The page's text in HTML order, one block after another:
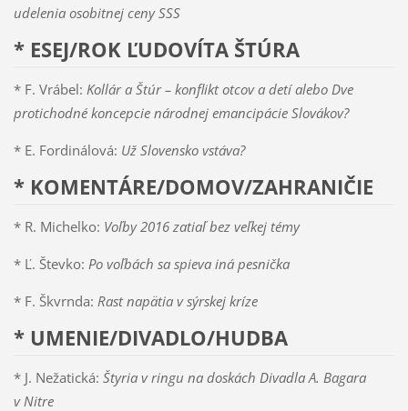
udelenia osobitnej ceny SSS
* ESEJ/ROK ĽUDOVÍTA ŠTÚRA
* F. Vrábel: Kollár a Štúr – konflikt otcov a detí alebo Dve
protichodné koncepcie národnej emancipácie Slovákov?
* E. Fordinálová: Už Slovensko vstáva?
* KOMENTÁRE/DOMOV/ZAHRANIČIE
* R. Michelko: Voľby 2016 zatiaľ bez veľkej témy
* Ľ. Števko: Po voľbách sa spieva iná pesnička
* F. Škvrnda: Rast napätia v sýrskej kríze
* UMENIE/DIVADLO/HUDBA
* J. Nežatická: Štyria v ringu na doskách Divadla A. Bagara
v Nitre